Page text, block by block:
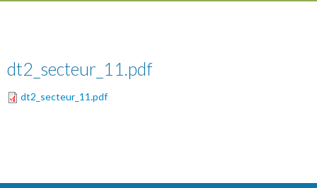
dt2_secteur_11.pdf
dt2_secteur_11.pdf